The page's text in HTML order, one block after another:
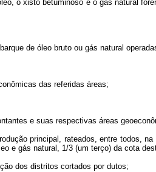
o xisto betuminoso e o gás natural
de óleo bruto ou gás natural
das referidas áreas;
e suas respectivas áreas
principal, rateados, entre todos,
e gás natural, 1/3 (um terço) da cota
dos distritos cortados por dutos;